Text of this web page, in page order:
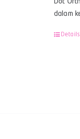
Dot
dalam
Details